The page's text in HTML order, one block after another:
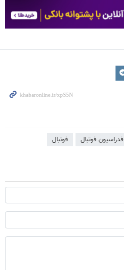
فدراسیون فوتبال فوتبال